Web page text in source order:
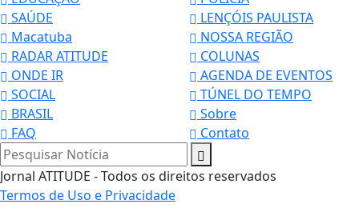
SAÚDE
LENÇÓIS PAULISTA
Macatuba
NOSSA REGIÃO
RADAR ATITUDE
COLUNAS
ONDE IR
AGENDA DE EVENTOS
SOCIAL
TÚNEL DO TEMPO
BRASIL
Sobre
FAQ
Contato
Pesquisar Notícia
Jornal ATITUDE - Todos os direitos reservados
Termos de Uso e Privacidade